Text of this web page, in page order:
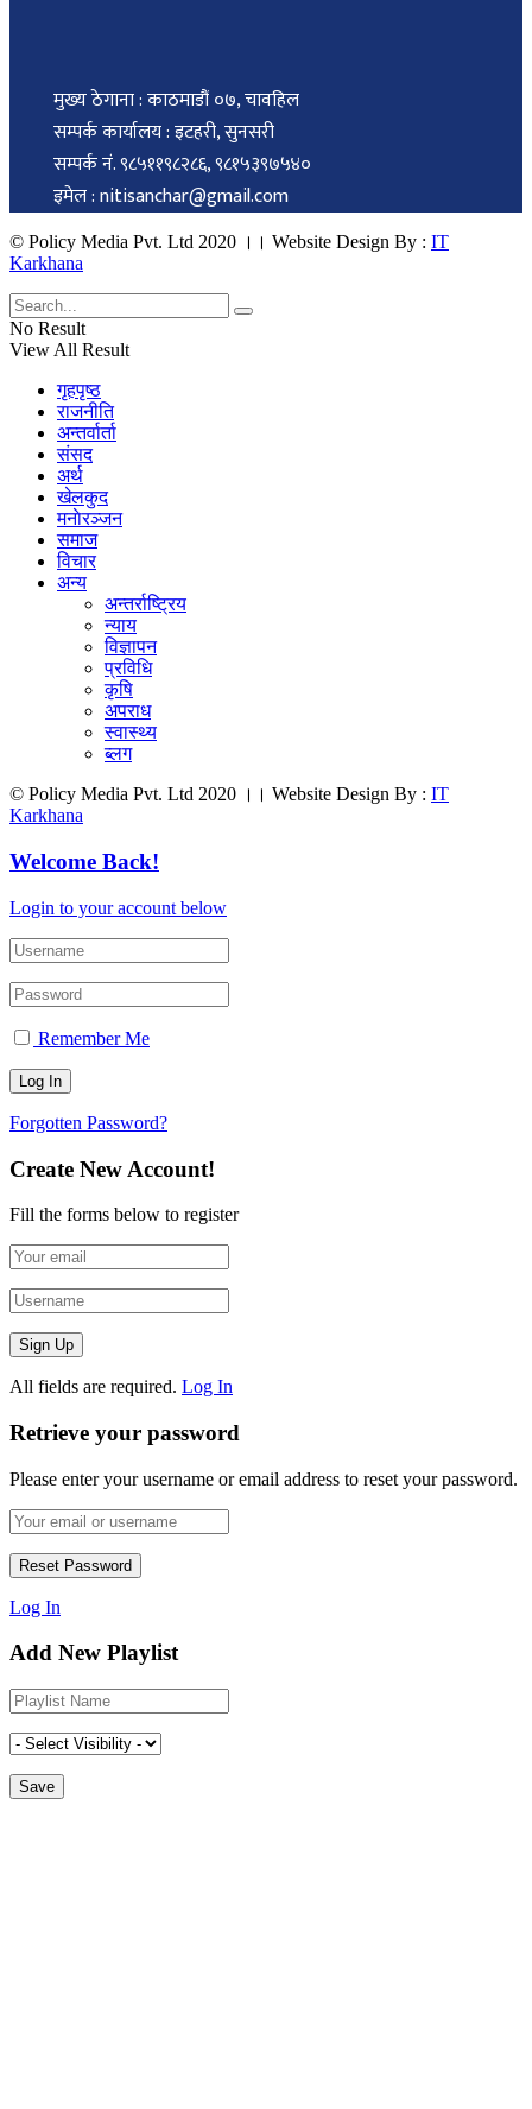
मुख्य ठेगाना : काठमाडौं ०७, चावहिल
सम्पर्क कार्यालय : इटहरी, सुनसरी
सम्पर्क नं. ९८५११९८२८६, ९८१५३९७५४०
इमेल : nitisanchar@gmail.com
© Policy Media Pvt. Ltd 2020 ।। Website Design By : IT
Karkhana
No Result
View All Result
गृहपृष्ठ
राजनीति
अन्तर्वार्ता
संसद
अर्थ
खेलकुद
मनाेरञ्जन
समाज
विचार
अन्य
अन्तर्राष्ट्रिय
न्याय
विज्ञापन
प्रविधि
कृषि
अपराध
स्वास्थ्य
ब्लग
© Policy Media Pvt. Ltd 2020 ।। Website Design By : IT
Karkhana
Welcome Back!
Login to your account below
Remember Me
Forgotten Password?
Create New Account!
Fill the forms below to register
All fields are required. Log In
Retrieve your password
Please enter your username or email address to reset your password.
Log In
Add New Playlist